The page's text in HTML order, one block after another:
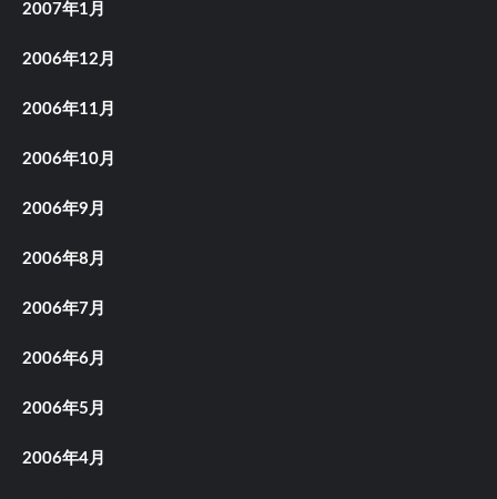
2007年1月
2006年12月
2006年11月
2006年10月
2006年9月
2006年8月
2006年7月
2006年6月
2006年5月
2006年4月